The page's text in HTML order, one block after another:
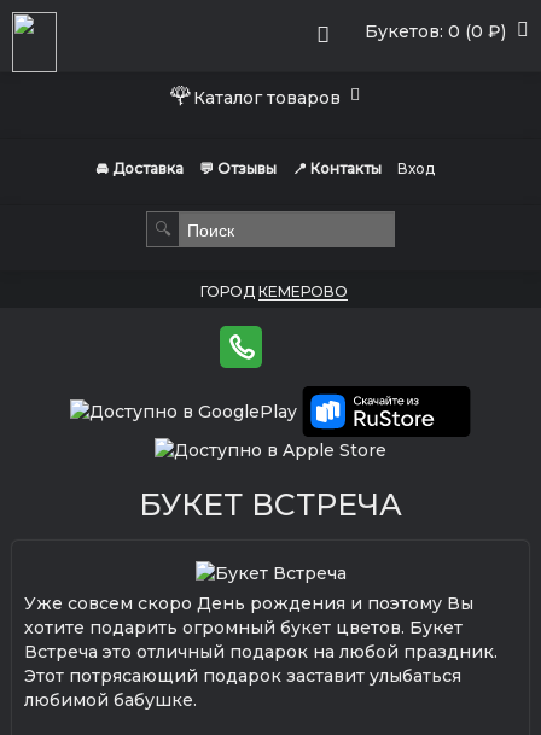
Букетов: 0 (0 ₽)
🌹Каталог товаров
🚘 Доставка 💬 Отзывы 📍 Контакты Вход
🔍
ГОРОД КЕМЕРОВО
БУКЕТ ВСТРЕЧА
Уже совсем скоро День рождения и поэтому Вы
хотите подарить огромный букет цветов. Букет
Встреча это отличный подарок на любой праздник.
Этот потрясающий подарок заставит улыбаться
любимой бабушке.